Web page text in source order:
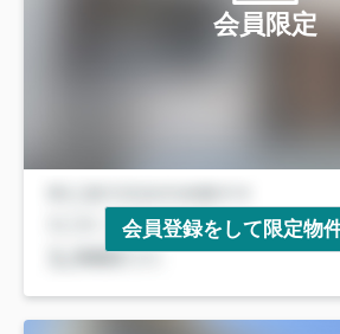
会員限定
会員登録をして限定物